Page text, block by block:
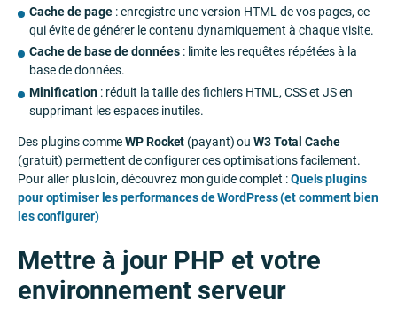
Cache de page: enregistre une version HTML de vos pages, ce
qui évite de générer le contenu dynamiquement à chaque visite.
Cache de base de données: limite les requêtes répétées à la
base de données.
Minification: réduit la taille des fichiers HTML, CSS et JS en
supprimant les espaces inutiles.
Des plugins commeWP Rocket (payant) ouW3 Total Cache
(gratuit) permettent de configurer ces optimisations facilement.
Pour aller plus loin, découvrez mon guide complet :Quels plugins
pour optimiser les performances de WordPress (et comment bien
les configurer)
Mettre à jour PHP et votre
environnement serveur